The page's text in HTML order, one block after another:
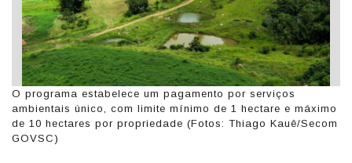
O programa estabelece um pagamento por serviços
ambientais único, com limite mínimo de 1 hectare e máximo
de 10 hectares por propriedade (Fotos: Thiago Kauê/Secom
GOVSC)